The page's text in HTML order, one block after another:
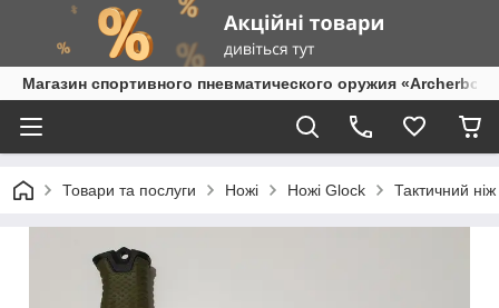
Магазин спортивного пневматического оружия
Товари та послуги Ножі Ножі Glock Тактичний